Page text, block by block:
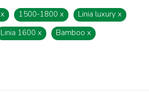
x 1500-1800 x Linia luxury x
Linia 1600 x Bamboo x